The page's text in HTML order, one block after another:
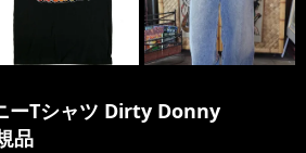
ーTシャツ Dirty Donny
品